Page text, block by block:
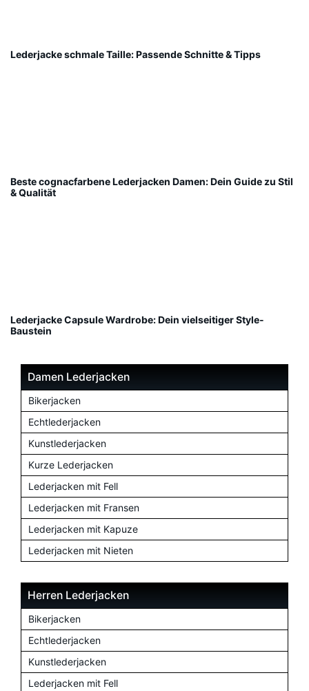
Lederjacke schmale Taille: Passende Schnitte & Tipps
Beste cognacfarbene Lederjacken Damen: Dein Guide zu Stil
& Qualität
Lederjacke Capsule Wardrobe: Dein vielseitiger Style-
Baustein
Damen Lederjacken
Bikerjacken
Echtlederjacken
Kunstlederjacken
Kurze Lederjacken
Lederjacken mit Fell
Lederjacken mit Fransen
Lederjacken mit Kapuze
Lederjacken mit Nieten
Herren Lederjacken
Bikerjacken
Echtlederjacken
Kunstlederjacken
Lederjacken mit Fell